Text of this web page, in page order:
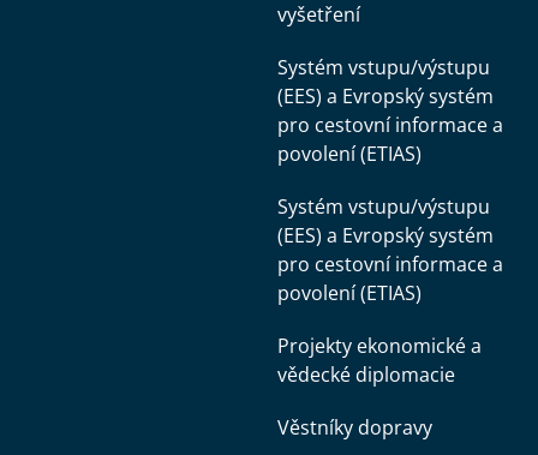
vyšetření
Systém vstupu/výstupu
(EES) a Evropský systém
pro cestovní informace a
povolení (ETIAS)
Systém vstupu/výstupu
(EES) a Evropský systém
pro cestovní informace a
povolení (ETIAS)
Projekty ekonomické a
vědecké diplomacie
Věstníky dopravy